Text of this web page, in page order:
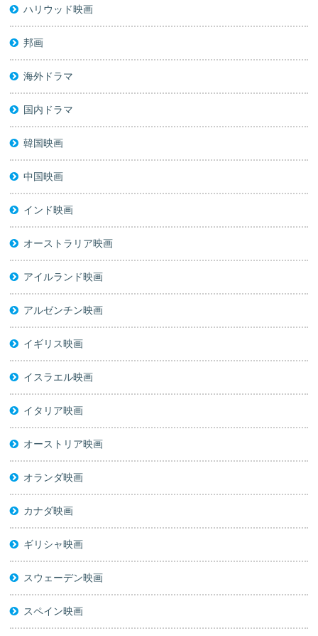
ハリウッド映画
邦画
海外ドラマ
国内ドラマ
韓国映画
中国映画
インド映画
オーストラリア映画
アイルランド映画
アルゼンチン映画
イギリス映画
イスラエル映画
イタリア映画
オーストリア映画
オランダ映画
カナダ映画
ギリシャ映画
スウェーデン映画
スペイン映画